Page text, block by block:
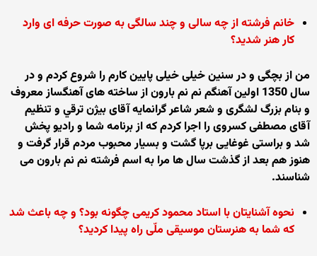
خانم فرشته از چه سالی و چند سالگی به صورت حرفه ای وارد
کار هنر شديد؟
من از بچگی و در سنين خيلی خيلی پايين کارم را شروع کردم و در
سال 1350 اولين آهنگم نم نم بارون از ساخته های آهنگساز معروف
و بنام بزرگ لشگری و شعر شاعر گرانمايه آقای بيژن ترقي و تنظيم
آقای مصطفی کسروی را اجرا کردم که از برنامه شما و راديو پخش
شد و براستی غوغايی برپا گشت و بسيار محبوب مردم قرار گرفت و
هنوز هم بعد از گذشت سال ها مرا به اسم فرشته نم نم بارون می
شناسند.
نحوه آشنايتان با استاد محمود کريمی چگونه بود؟ و چه باعث شد
که شما به هنرستان موسيقی ملّی راه پيدا کرديد؟